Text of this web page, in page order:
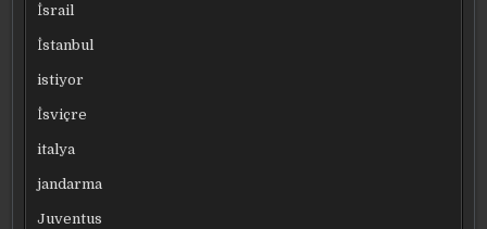
İsrail
İstanbul
istiyor
İsviçre
italya
jandarma
Juventus